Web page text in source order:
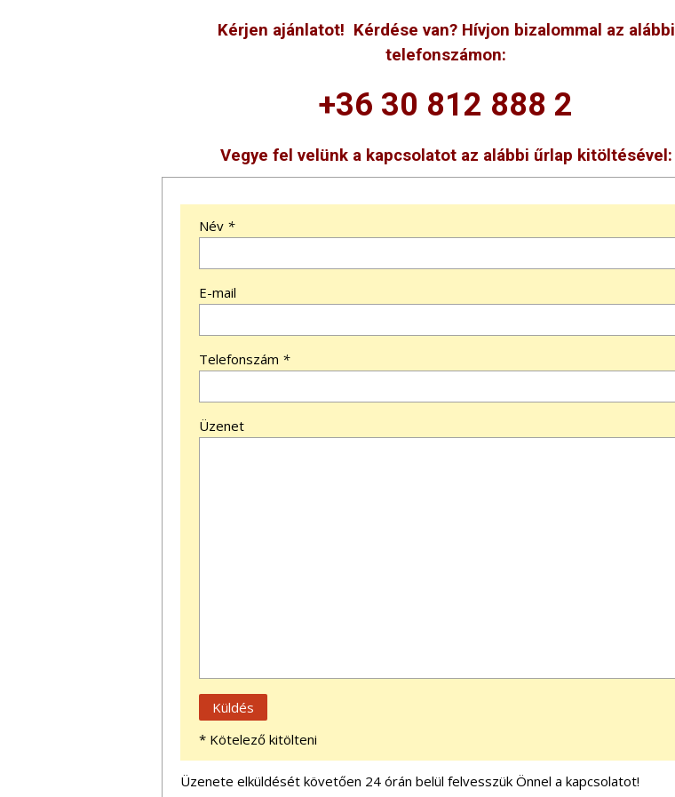
Kérjen ajánlatot! Kérdése van? Hívjon bizalommal az alábbi
telefonszámon:
+36 30 812 888 2
Vegye fel velünk a kapcsolatot az alábbi űrlap kitöltésével:
Név *
E-mail
Telefonszám *
Üzenet
* Kötelező kitölteni
Üzenete elküldését követően 24 órán belül felvesszük Önnel a kapcsolatot!